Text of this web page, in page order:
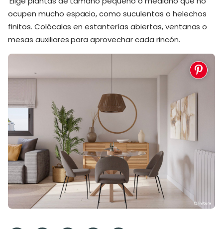
ocupen mucho espacio, como suculentas o helechos
finitos. Colócalas en estanterías abiertas, ventanas o
mesas auxiliares para aprovechar cada rincón.